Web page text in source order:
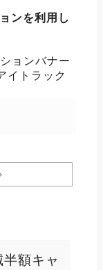
ンを利用し
ョンバナー
イトラック
額キャ